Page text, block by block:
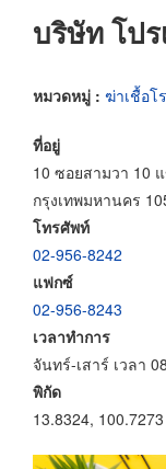
บริษัท โป
หมวดหมู่ : ฆ่าเชื้อโ
ที่อยู่
10 ซอยสามวา 10
กรุงเทพมหานคร
โทรศัพท์
02-956-8242
แฟกซ์
02-956-8243
เวลาทำการ
จันทร์-เสาร์ เวลา
พิกัด
13.8324, 100.7273